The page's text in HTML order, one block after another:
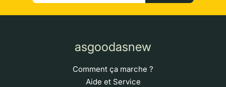
asgoodasnew
Comment ça marche ?
Aide et Service